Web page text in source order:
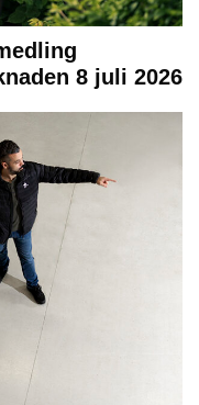
8 juli 2026